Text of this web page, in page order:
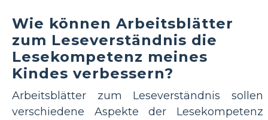
Wie können Arbeitsblätter
zum Leseverständnis die
Lesekompetenz meines
Kindes verbessern?
Arbeitsblätter zum Leseverständnis sollen
verschiedene Aspekte der Lesekompetenz